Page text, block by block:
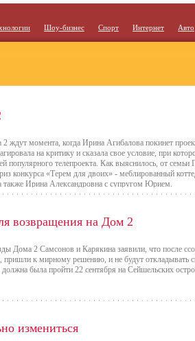
Шоу-бизнес Спорт Интернет Авто
ждут момента, когда Ирина Агибалова покинет
на критику и сказала свое условие, при
популярного телепроекта. Как выяснилось, от семьи
конкурса «Терем для двоих» - меблированный
также Ирина Александровна с супругом Юрием.
возвращения на Дом 2
Дома 2 Самсонов и Карякина заявили, что после
пришли к мирному решению, и не будут откладывать
была пройти 22 сентября на Сейшельских
измениться